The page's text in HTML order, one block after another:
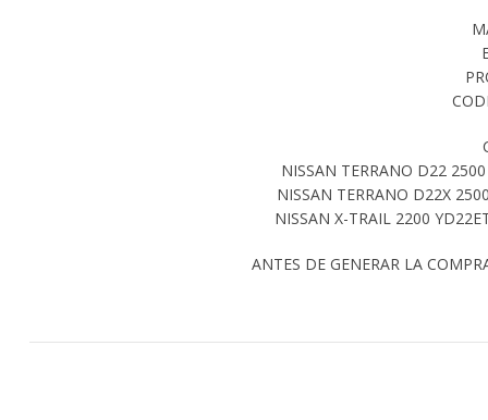
NISSAN TERRANO D22
NISSAN TERRANO D22X
NISSAN X-TRAIL 2200
ANTES DE GENERAR LA